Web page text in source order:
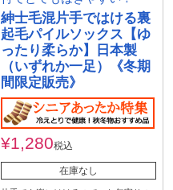
紳士毛混片手ではける裏
起毛パイルソックス【ゆ
ったり柔らか】日本製
（いずれか一足）《冬期
間限定販売》
¥1,280税込
在庫なし